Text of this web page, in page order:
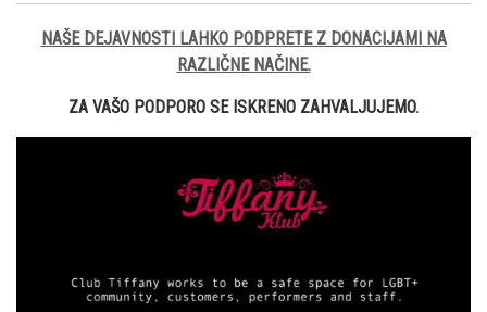
NAŠE DEJAVNOSTI LAHKO PODPRETE Z DONACIJAMI NA
RAZLIČNE NAČINE.
ZA VAŠO PODPORO SE ISKRENO ZAHVALJUJEMO.